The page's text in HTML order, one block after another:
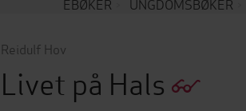
Reidulf Hov
Livet på Hals